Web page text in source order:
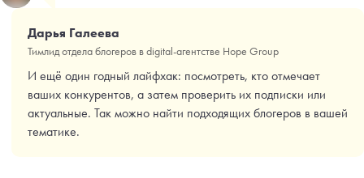
Дарья Галеева
Тимлид отдела блогеров в digital-агентстве Hope Group
И ещё один годный лайфхак: посмотреть, кто отмечает
ваших конкурентов, а затем проверить их подписки или
актуальные. Так можно найти подходящих блогеров в вашей
тематике.